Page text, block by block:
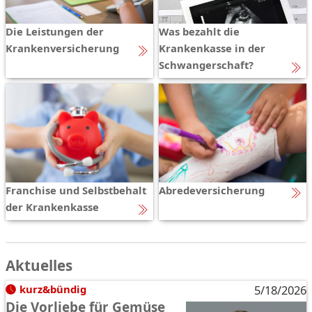
Die Leistungen der
Krankenversicherung
Was bezahlt die
Krankenkasse in der
Schwangerschaft?
Franchise und Selbstbehalt
der Krankenkasse
Abredeversicherung
Aktuelles
kurz&bündig 5/18/2026
Die Vorliebe für Gemüse